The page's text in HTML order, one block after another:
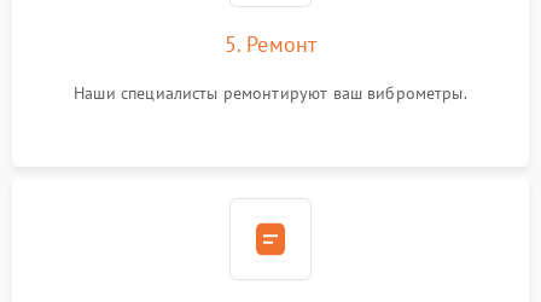
5. Ремонт
Наши специалисты ремонтируют ваш виброметры.